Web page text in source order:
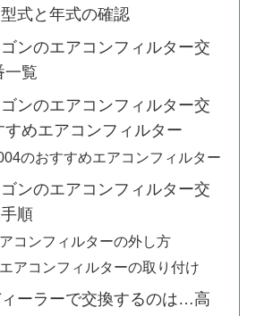
式と年式の確認
ンのエアコンフィルター交
覧
ンのエアコンフィルター交
めエアコンフィルター
のおすすめエアコンフィルター
ンのエアコンフィルター交
順
コンフィルターの外し方
アコンフィルターの取り付け
ィーラーで交換するのは…高